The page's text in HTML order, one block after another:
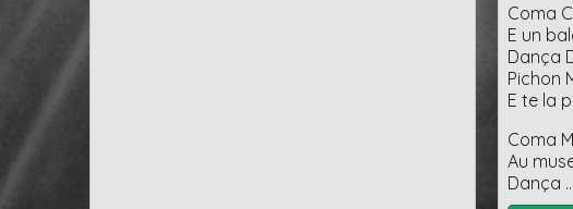
Coma
E un
Dança
Pichon
E te la
Coma
Au
Dança …